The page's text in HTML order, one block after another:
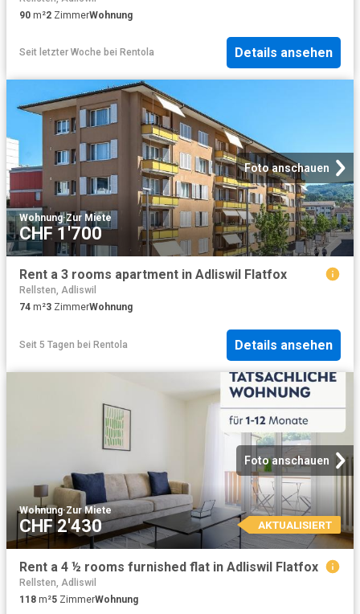
90 m²2 ZimmerWohnung
Seit letzter Woche bei Rentola Details ansehen
Foto anschauen
Wohnung·Zur Miete
CHF 1'700
Rent a 3 rooms apartment in Adliswil Flatfox
Rellsten, Adliswil
74 m²3 ZimmerWohnung
Seit 5 Tagen bei Rentola Details ansehen
Foto anschauen
Wohnung·Zur Miete
CHF 2'430 AKTUALISIERT
Rent a 4 ½ rooms furnished flat in Adliswil Flatfox
Rellsten, Adliswil
118 m²5 ZimmerWohnung